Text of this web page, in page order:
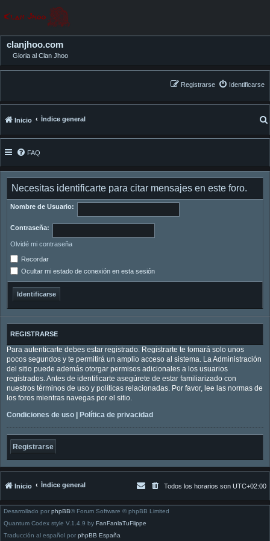
clanjhoo.com
Gloria al Clan Jhoo
Identificarse
Registrarse
Inicio Índice general
FAQ
Necesitas identificarte para citar mensajes en este foro.
Nombre de Usuario:
Contraseña:
Olvidé mi contraseña
Recordar
Ocultar mi estado de conexión en esta sesión
REGISTRARSE
Para autenticarte debes estar registrado. Registrarte te tomará solo unos
pocos segundos y te permitirá un amplio acceso al sistema. La Administración
del sitio puede además otorgar permisos adicionales a los usuarios
registrados. Antes de identificarte asegúrete de estar familiarizado con
nuestros términos de uso y políticas relacionadas. Por favor, lee las normas de
los foros mientras navegas por el sitio.
Condiciones de uso
Política de privacidad
Registrarse
Inicio Índice general Todos los horarios son UTC+02:00
Desarrollado por phpBB® Forum Software © phpBB Limited
Quantum Codex style V.1.4.9 by FanFanlaTuFlippe
Traducción al español por phpBB España